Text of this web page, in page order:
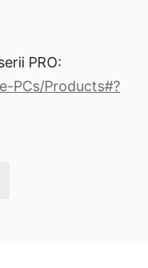
PRO:
PCs/Products#?